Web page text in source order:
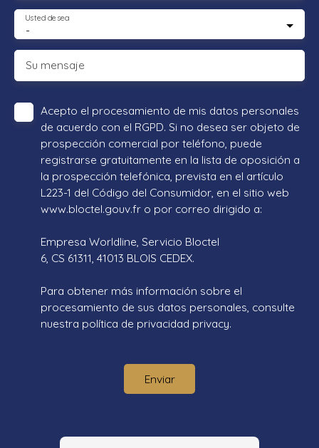
-
Usted desea
Su mensaje
Acepto el procesamiento de mis datos personales
de acuerdo con el RGPD. Si no desea ser objeto de
prospección comercial por teléfono, puede
registrarse gratuitamente en la lista de oposición a
la prospección telefónica, prevista en el artículo
L223-1 del Código del Consumidor, en el sitio web
www.bloctel.gouv.fr o por correo dirigido a:
Empresa Worldline, Servicio Bloctel
6, CS 61311, 41013 BLOIS CEDEX.
Para obtener más información sobre el
procesamiento de sus datos personales, consulte
nuestra política de privacidad privacy.
Enviar